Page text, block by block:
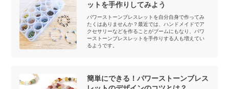
ットを手作りしてみよう
パワーストーンブレスレットを自分自身で作ってみ
たくはありませんか？最近では、ハンドメイドでア
クセサリーなどを作ることがブームにもなり、パワ
ーストーンブレスレットを手作りする人も増えてい
るようです。
簡単にできる！パワーストーンブレス